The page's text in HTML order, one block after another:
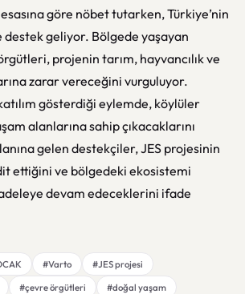
göre nöbet tutarken, Türkiye’nin
geliyor. Bölgede yaşayan
projenin tarım, hayvancılık ve
zarar vereceğini vurguluyor.
gösterdiği eylemde, köylüler
alanlarına sahip çıkacaklarını
gelen destekçiler, JES projesinin
ettiğini ve bölgedeki ekosistemi
devam edeceklerini ifade
#Varto
#JES projesi
#çevre örgütleri
#doğal yaşam